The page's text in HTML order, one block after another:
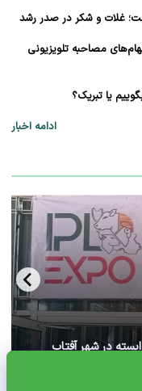
غلات و شکر در صدر رشد
مصاحبه تلویزیونی
یا تبریک؟
ادامه اخبار
در شهر آفتاب